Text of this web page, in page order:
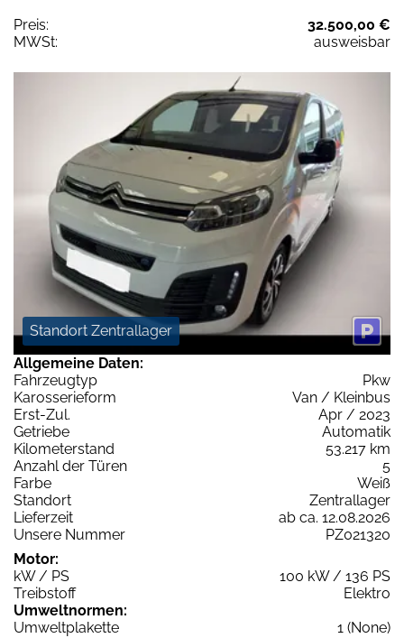
Preis:
32.500,00 €
MWSt:
ausweisbar
Standort Zentrallager
Allgemeine Daten:
Fahrzeugtyp
Pkw
Karosserieform
Van / Kleinbus
Erst-Zul.
Apr / 2023
Getriebe
Automatik
Kilometerstand
53.217 km
Anzahl der Türen
5
Farbe
Weiß
Standort
Zentrallager
Lieferzeit
ab ca. 12.08.2026
Unsere Nummer
PZ021320
Motor:
kW / PS
100 kW / 136 PS
Treibstoff
Elektro
Umweltnormen:
Umweltplakette
1 (None)